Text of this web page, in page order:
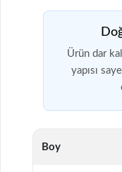
Ürün dar
yapısı
Boy